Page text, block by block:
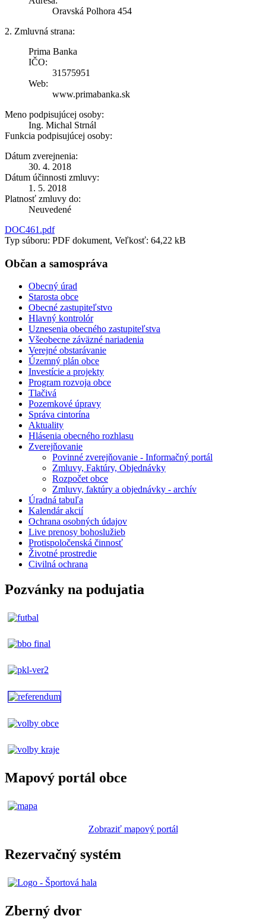
Oravská Polhora 454
2. Zmluvná strana:
Prima Banka
IČO:
31575951
Web:
www.primabanka.sk
Meno podpisujúcej osoby:
Ing. Michal Strnál
Funkcia podpisujúcej osoby:
Dátum zverejnenia:
30. 4. 2018
Dátum účinnosti zmluvy:
1. 5. 2018
Platnosť zmluvy do:
Neuvedené
DOC461.pdf
Typ súboru: PDF dokument, Veľkosť: 64,22 kB
Občan a samospráva
Obecný úrad
Starosta obce
Obecné zastupiteľstvo
Hlavný kontrolór
Uznesenia obecného zastupiteľstva
Všeobecne záväzné nariadenia
Verejné obstarávanie
Územný plán obce
Investície a projekty
Program rozvoja obce
Tlačivá
Pozemkové úpravy
Správa cintorína
Aktuality
Hlásenia obecného rozhlasu
Zverejňovanie
Povinné zverejňovanie - Informačný portál
Zmluvy, Faktúry, Objednávky
Rozpočet obce
Zmluvy, faktúry a objednávky - archív
Úradná tabuľa
Kalendár akcií
Ochrana osobných údajov
Live prenosy bohoslužieb
Protispoločenská činnosť
Životné prostredie
Civilná ochrana
Pozvánky na podujatia
Mapový portál obce
Zobraziť mapový portál
Rezervačný systém
Zberný dvor